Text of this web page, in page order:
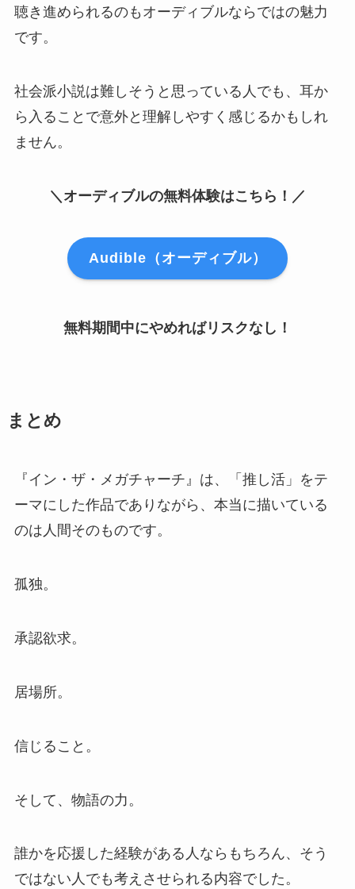
聴き進められるのもオーディブルならではの魅力
です。
社会派小説は難しそうと思っている人でも、耳か
ら入ることで意外と理解しやすく感じるかもしれ
ません。
＼オーディブルの無料体験はこちら！／
Audible（オーディブル）
無料期間中にやめればリスクなし！
まとめ
『イン・ザ・メガチャーチ』は、「推し活」をテ
ーマにした作品でありながら、本当に描いている
のは人間そのものです。
孤独。
承認欲求。
居場所。
信じること。
そして、物語の力。
誰かを応援した経験がある人ならもちろん、そう
ではない人でも考えさせられる内容でした。